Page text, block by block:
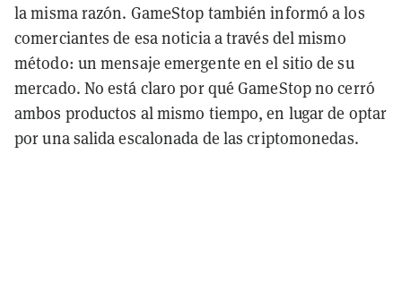
la misma razón. GameStop también informó a los
comerciantes de esa noticia a través del mismo
método: un mensaje emergente en el sitio de su
mercado. No está claro por qué GameStop no cerró
ambos productos al mismo tiempo, en lugar de optar
por una salida escalonada de las criptomonedas.